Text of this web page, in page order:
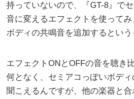
持っていないので、『GT-8』で
音に変えるエフェクトを使ってみ
ボディの共鳴音を追加するという
エフェクトONとOFFの音を聴き
何となく、セミアコっぽいボデ
聞こえるんですが、他の楽器と合